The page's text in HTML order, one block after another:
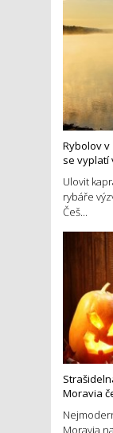
Rybolov
se vyplatí
Ulovit
rybáře
Češ...
Moravia
Moravia